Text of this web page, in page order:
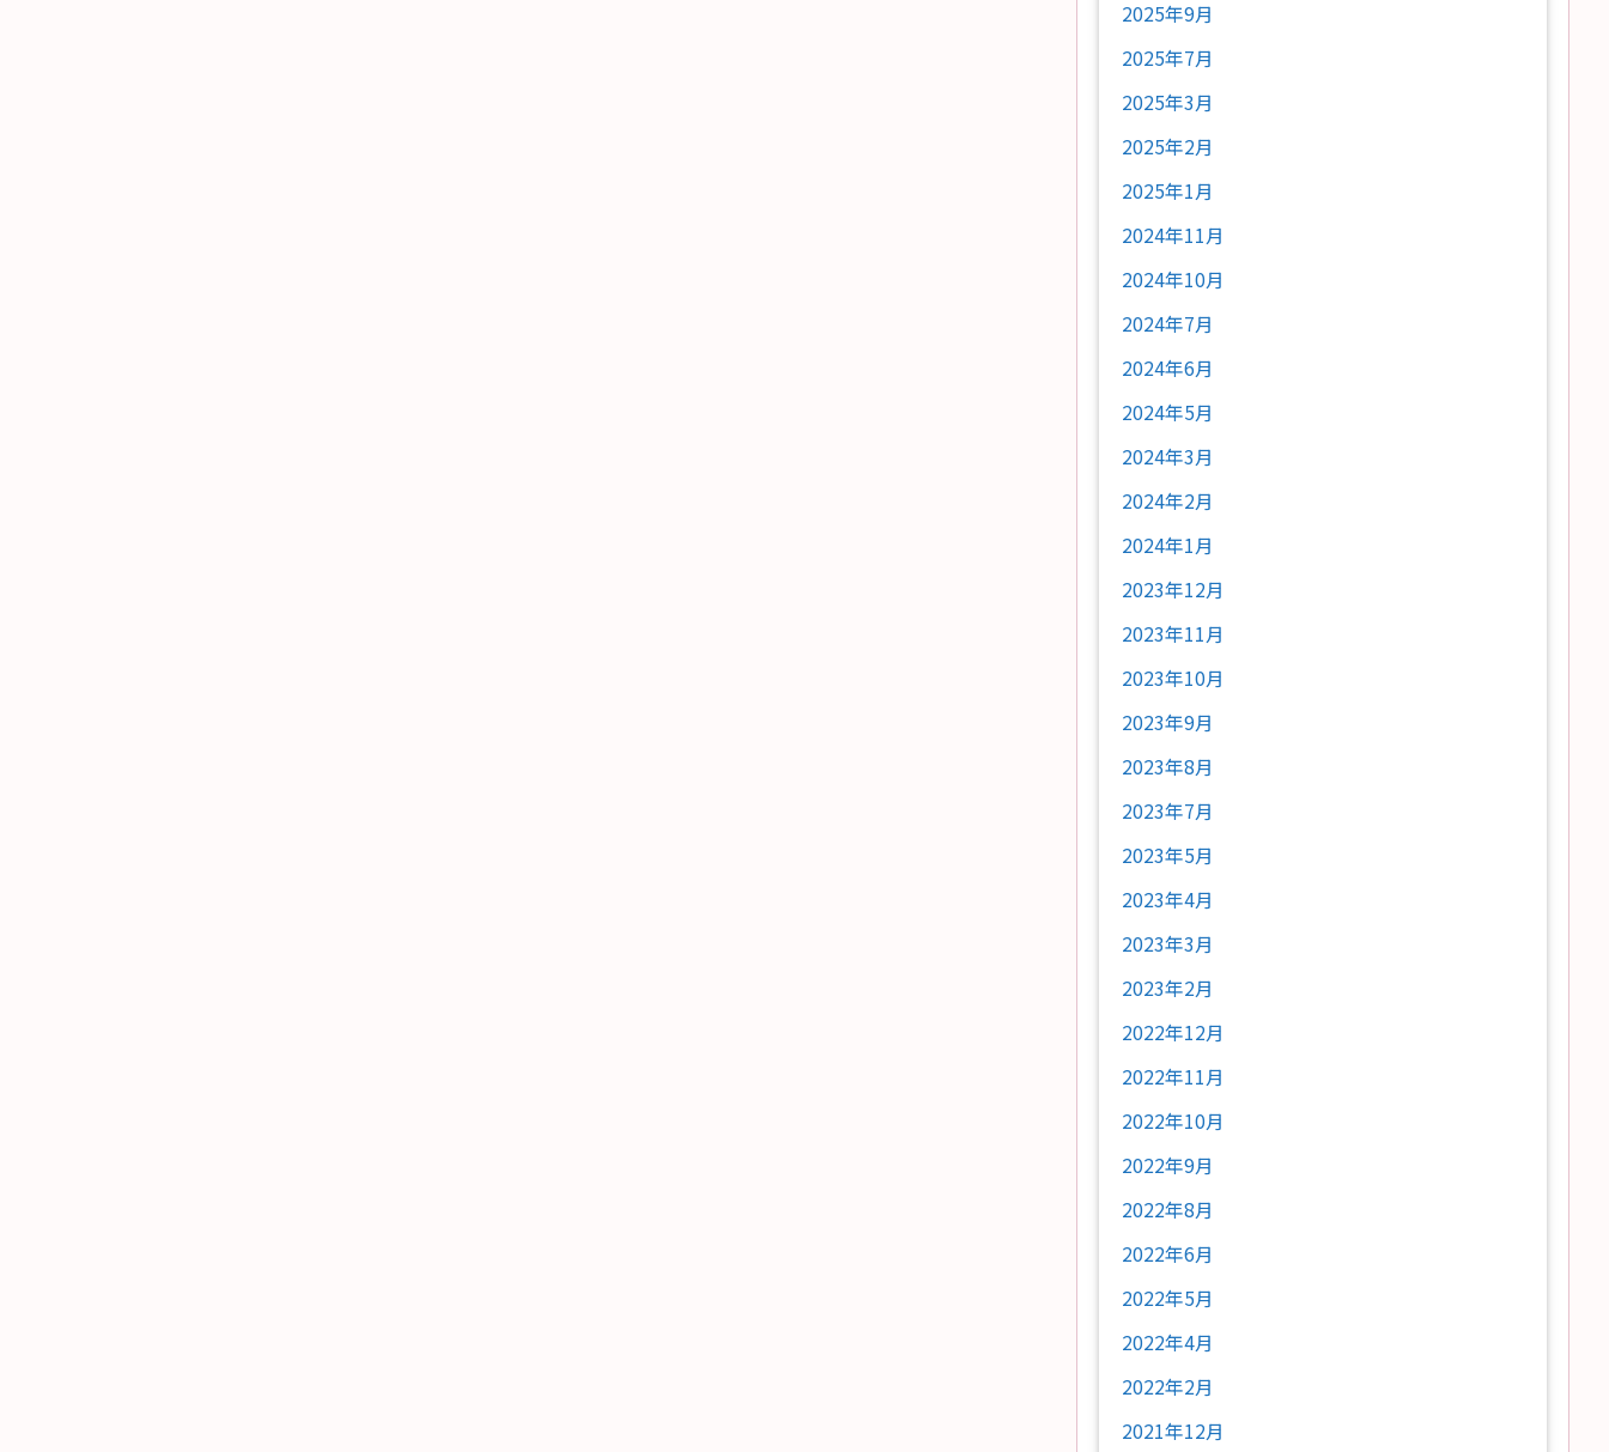
2025年9月
2025年7月
2025年3月
2025年2月
2025年1月
2024年11月
2024年10月
2024年7月
2024年6月
2024年5月
2024年3月
2024年2月
2024年1月
2023年12月
2023年11月
2023年10月
2023年9月
2023年8月
2023年7月
2023年5月
2023年4月
2023年3月
2023年2月
2022年12月
2022年11月
2022年10月
2022年9月
2022年8月
2022年6月
2022年5月
2022年4月
2022年2月
2021年12月